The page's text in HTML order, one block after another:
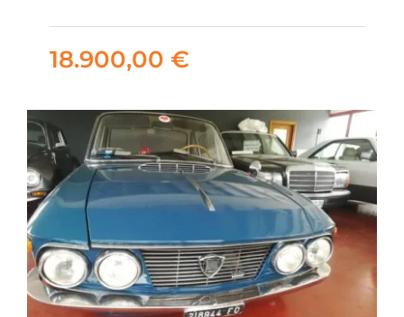
18.900,00
18.900,00 €